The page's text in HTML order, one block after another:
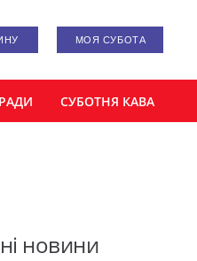
МОЯ СУБОТА
СУБОТНЯ КАВА
новини